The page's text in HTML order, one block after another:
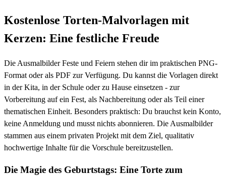
Kostenlose Torten-Malvorlagen mit
Kerzen: Eine festliche Freude
Die Ausmalbilder Feste und Feiern stehen dir im praktischen PNG-
Format oder als PDF zur Verfügung. Du kannst die Vorlagen direkt
in der Kita, in der Schule oder zu Hause einsetzen - zur
Vorbereitung auf ein Fest, als Nachbereitung oder als Teil einer
thematischen Einheit. Besonders praktisch: Du brauchst kein Konto,
keine Anmeldung und musst nichts abonnieren. Die Ausmalbilder
stammen aus einem privaten Projekt mit dem Ziel, qualitativ
hochwertige Inhalte für die Vorschule bereitzustellen.
Die Magie des Geburtstags: Eine Torte zum